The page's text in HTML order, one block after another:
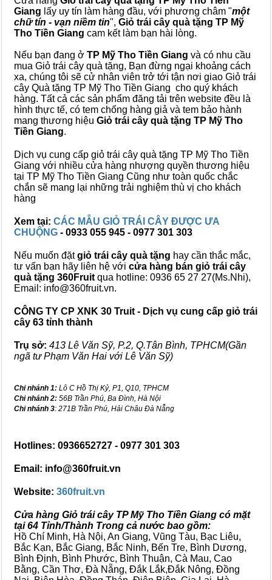
Giang lấy uy tín làm hàng đầu, với phương châm "một
chữ tín - vạn niềm tin", Giỏ trái cây quà tặng TP Mỹ
Tho Tiền Giang cam kết làm bạn hài lòng.
Nếu bạn đang ở TP Mỹ Tho Tiền Giang và có nhu cầu
mua Giỏ trái cây quà tặng, Bạn đừng ngại khoảng cách
xa, chúng tôi sẽ cử nhân viên trở tới tận nơi giao Giỏ trái
cây Quà tặng TP Mỹ Tho Tiền Giang cho quý khách
hàng. Tất cả các sản phẩm đăng tải trên website đều là
hình thực tế, có tem chống hàng giả và tem bảo hành
mang thương hiệu Giỏ trái cây quà tặng TP Mỹ Tho
Tiền Giang.
Dịch vụ cung cấp giỏ trái cây quà tặng TP Mỹ Tho Tiền
Giang với nhiều cửa hàng nhượng quyền thương hiệu
tại TP Mỹ Tho Tiền Giang Cũng như toàn quốc chắc
chắn sẽ mang lại những trải nghiệm thù vị cho khách
hàng
Xem tại: CÁC MẪU GIỎ TRÁI CÂY ĐƯỢC ƯA
CHUỘNG - 0933 055 945 - 0977 301 303
Nếu muốn đặtgiỏ trái cây quà tặng hay cần thắc mắc,
tư vấn bạn hãy liên hệ với cửa hàng bán giỏ trái cây
quà tặng 360Fruit qua hotline: 0936 65 27 27(Ms.Nhi),
Email: info@360fruit.vn.
CÔNG TY CP XNK 30 Truit - Dịch vụ cung cấp giỏ trái
cây 63 tỉnh thành
Trụ sở: 413 Lê Văn Sỹ, P.2, Q.Tân Bình, TPHCM(Gần
ngã tư Phạm Văn Hai với Lê Văn Sỹ)
Chi nhánh 1: Lô C Hồ Thị Kỷ, P1, Q10, TPHCM
Chi nhánh 2: 56B Trần Phú, Ba Đình, Hà Nội
Chi nhánh 3: 271B Trần Phú, Hải Châu Đà Nẵng
Hotlines: 0936652727 - 0977 301 303
Email: info@360fruit.vn
Website: 360fruit.vn
Cửa hàng Giỏ trái cây TP Mỹ Tho Tiền Giang có mặt
tại 64 Tỉnh/Thành Trong cả nước bao gồm:
Hồ Chí Minh, Hà Nội, An Giang, Vũng Tàu, Bạc Liêu,
Bắc Kạn, Bắc Giang, Bắc Ninh, Bến Tre, Bình Dương,
Bình Định, Bình Phước, Bình Thuận, Cà Mau, Cao
Bằng, Cần Thơ, Đà Nẵng, Đắk Lắk,Đắk Nông, Đồng